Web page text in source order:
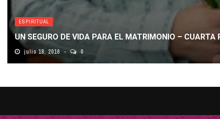
ESPIRITUAL
UN SEGURO DE VIDA PARA EL MATRIMONIO – CUARTA
julio 18, 2016 0